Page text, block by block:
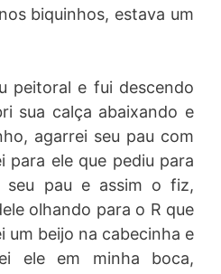
biquinhos, estava um
peitoral e fui descendo
sua calça abaixando e
agarrei seu pau com
ele que pediu para
seu pau e assim o fiz,
olhando para o R que
um beijo na cabecinha e
ele em minha boca,